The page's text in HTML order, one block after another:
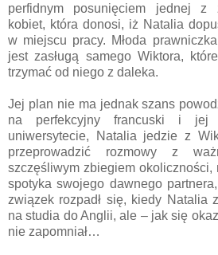
perfidnym posunięciem jednej z
kobiet, która donosi, iż Natalia
w miejscu pracy. Młoda
jest zasługą samego Wiktora,
trzymać od niego z daleka.
Jej plan nie ma jednak szans
na perfekcyjny francuski i jej
uniwersytecie, Natalia jedzie z
przeprowadzić rozmowy z
szczęśliwym zbiegiem
spotyka swojego dawnego
związek rozpadł się, kiedy Natalia
na studia do Anglii, ale – jak się
nie zapomniał…